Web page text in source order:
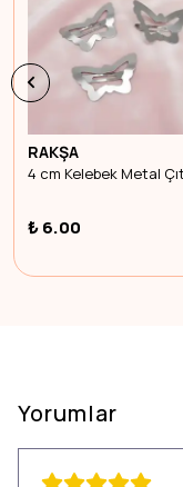
RAKŞA
₺ 6.00
Yorumlar